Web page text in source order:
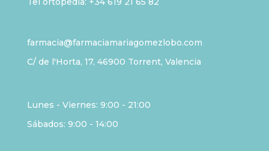
farmacia@farmaciamariagomezlobo.com
C/ de l'Horta, 17, 46900 Torrent, Valencia
Lunes - Viernes: 9:00 - 21:00
Sábados: 9:00 - 14:00